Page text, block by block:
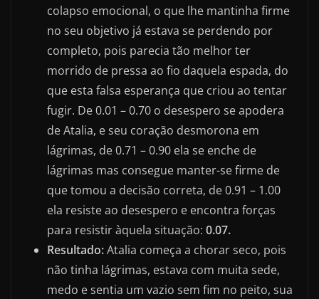
colapso emocional, o que lhe mantinha firme
no seu objetivo já estava se perdendo por
completo, pois parecia tão melhor ter
morrido de pressa ao fio daquela espada, do
que esta falsa esperança que criou ao tentar
fugir. De 0.01 – 0.70 o desespero se apodera
de Atalia, e seu coração desmorona em
lágrimas, de 0.71 – 0.90 ela se enche de
lágrimas mas consegue manter-se firme de
que tomou a decisão correta, de 0.91 – 1.00
ela resiste ao desespero e encontra forças
para resistir àquela situação: 0.07.
Resultado:Atalia começa a chorar seco, pois
não tinha lágrimas, estava com muita sede,
medo e sentia um vazio sem fim no peito, sua